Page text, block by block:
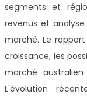
segments et
revenus et
marché. Le
croissance, les
marché
L'évolution